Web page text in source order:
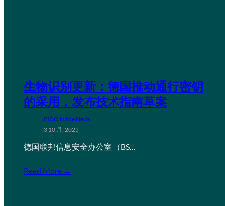
生物识别更新：德国推动通行密钥
的采用，发布技术指南草案
FIDO in the News
3 10 月, 2025
德国联邦信息安全办公室 （BS…
Read More →